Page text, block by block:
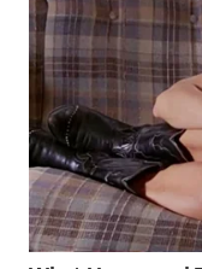
WN
TANGERANG
WN
BINJAI
WN
CIREBON